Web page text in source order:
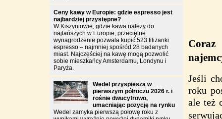
Jeśli
roku
ale też
Ceny kawy w Europie: gdzie espresso jest
najbardziej przystępne?
W Kiszyniowie, gdzie kawa należy do
najtańszych w Europie, przeciętne
wynagrodzenie pozwala kupić 523 filiżanki
espresso – najmniej spośród 28 badanych
miast. Najczęściej na kawę mogą pozwolić
sobie mieszkańcy Amsterdamu, Londynu i
Paryża.
Wedel przyspiesza w
pierwszym półroczu 2026 r. i
rośnie dwucyfrowo,
umacniając pozycję na rynku
Wedel zamyka pierwszą połowę roku z